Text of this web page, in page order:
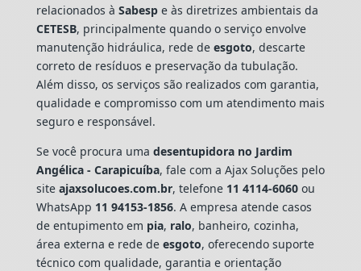
relacionados à Sabespe às diretrizes ambientais da
CETESB, principalmente quando o serviço envolve
manutenção hidráulica, rede de esgoto, descarte
correto de resíduos e preservação da tubulação.
Além disso, os serviços são realizados com garantia,
qualidade e compromisso com um atendimento mais
seguro e responsável.
Se você procura uma desentupidora no Jardim
Angélica - Carapicuíba, fale com a Ajax Soluções pelo
site ajaxsolucoes.com.br, telefone 11 4114-6060ou
WhatsApp 11 94153-1856. A empresa atende casos
de entupimento em pia, ralo, banheiro, cozinha,
área externa e rede de esgoto, oferecendo suporte
técnico com qualidade, garantia e orientação